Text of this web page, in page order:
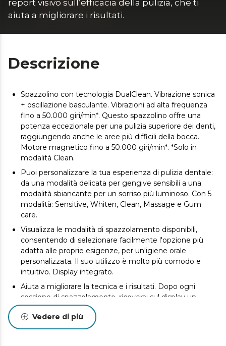
report visivo sull’efficacia della pulizia, che ti
aiuta a migliorare i risultati.
Descrizione
Spazzolino con tecnologia DualClean. Vibrazione sonica
+ oscillazione basculante. Vibrazioni ad alta frequenza
fino a 50.000 giri/min*. Questo spazzolino offre una
potenza eccezionale per una pulizia superiore dei denti,
raggiungendo anche le aree più difficili della bocca.
Motore magnetico fino a 50.000 giri/min*. *Solo in
modalità Clean.
Puoi personalizzare la tua esperienza di pulizia dentale:
da una modalità delicata per gengive sensibili a una
modalità sbiancante per un sorriso più luminoso. Con 5
modalità: Sensitive, Whiten, Clean, Massage e Gum
care.
Visualizza le modalità di spazzolamento disponibili,
consentendo di selezionare facilmente l'opzione più
adatta alle proprie esigenze, per un'igiene orale
personalizzata. Il suo utilizzo è molto più comodo e
intuitivo. Display integrato.
Aiuta a migliorare la tecnica e i risultati. Dopo ogni
sessione di spazzolamento, riceverai sul display un
rapporto visivo sull'efficacia della pulizia.
Ti avverte se si sta applicando troppa forza,
Vedere di più